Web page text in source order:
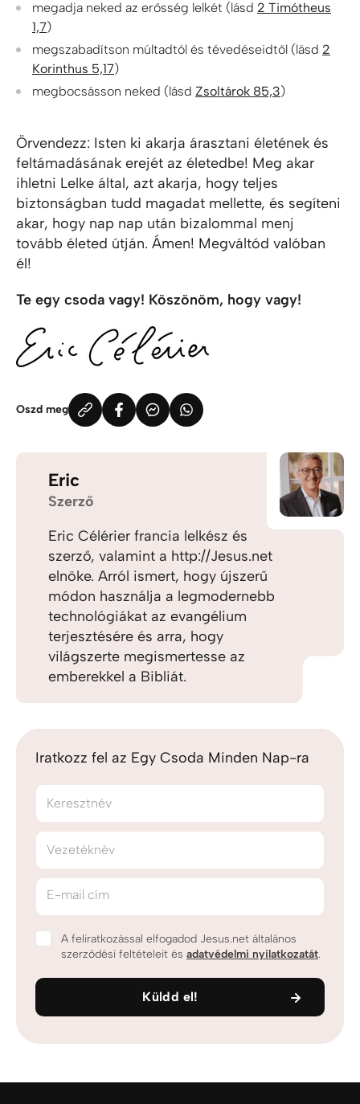
megadja neked az erősség lelkét (lásd 2 Timótheus
1,7)
megszabadítson múltadtól és tévedéseidtől (lásd 2
Korinthus 5,17)
megbocsásson neked (lásd Zsoltárok 85,3)
Örvendezz: Isten ki akarja árasztani életének és
feltámadásának erejét az életedbe! Meg akar
ihletni Lelke által, azt akarja, hogy teljes
biztonságban tudd magadat mellette, és segíteni
akar, hogy nap nap után bizalommal menj
tovább életed útján. Ámen! Megváltód valóban
él!
Te egy csoda vagy! Köszönöm, hogy vagy!
Oszd meg
Eric
Szerző
Eric Célérier francia lelkész és
szerző, valamint a http://Jesus.net
elnöke. Arról ismert, hogy újszerű
módon használja a legmodernebb
technológiákat az evangélium
terjesztésére és arra, hogy
világszerte megismertesse az
emberekkel a Bibliát.
Iratkozz fel az Egy Csoda Minden Nap-ra
Keresztnév
Vezetéknév
E-mail cím
A feliratkozással elfogadod Jesus.net általános
szerződési feltételeit és adatvédelmi nyilatkozatát.
Küldd el!